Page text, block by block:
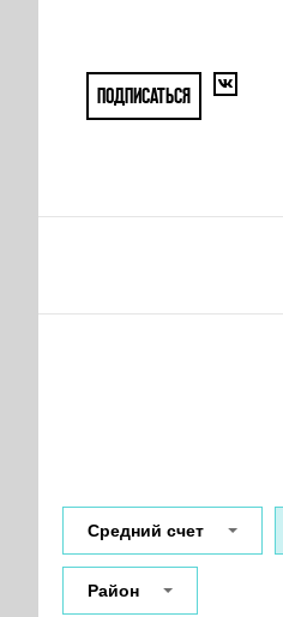
ПОДПИСАТЬСЯ
Средний счет
Район